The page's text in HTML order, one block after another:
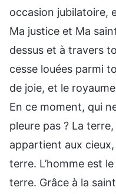
occasion jubilatoire,
Ma justice et Ma
dessus et à travers
cesse louées parmi
de joie, et le
En ce moment, qui
pleure pas ? La
appartient aux
terre. L’homme est
terre. Grâce à la